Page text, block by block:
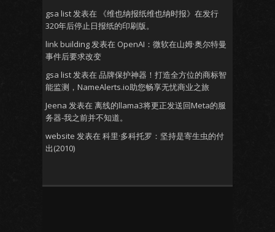
gsa list发表在
《维也纳报纸维也纳时报》在发行
320年后停止日报纸的印刷版。
link building发表在 OpenAI：微软在山姆·奥尔特曼
事件后要求改变
gsa list发表在 品牌保护神器！打造全方位的商标智
能监测，NameAlerts.io助您畅享无忧商业之旅
Jeena 发表在 离线的llama3将更正发送回Meta的服
务器-我之前并不知道。
website 发表在 科里·多科托罗：坚持是寄生虫的付
出(2010)